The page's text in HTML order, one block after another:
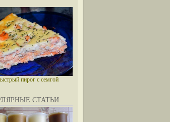
пирог с семгой
СТАТЬИ